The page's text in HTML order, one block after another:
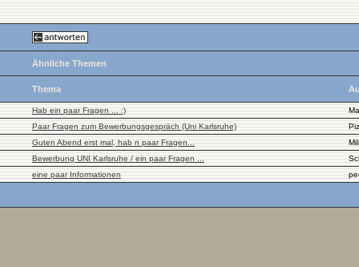
Ähnliche Themen
Thema
Hab ein paar Fragen ... :)
Paar Fragen zum Bewerbungsgespräch (Uni Karlsruhe)
Guten Abend erst mal, hab n paar Fragen...
Bewerbung UNI Karlsruhe / ein paar Fragen ...
eine paar Informationen